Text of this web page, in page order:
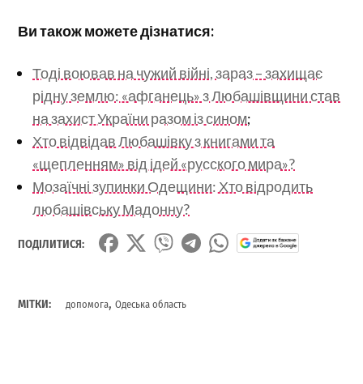
Ви також можете дізнатися:
Тоді воював на чужий війні, зараз – захищає
рідну землю: «афганець» з Любашівщини став
на захист України разом із сином;
Хто відвідав Любашівку з книгами та
«щепленням» від ідей «русского мира»?
Мозаїчні зупинки Одещини: Хто відродить
любашівську Мадонну?
ПОДІЛИТИСЯ:
МІТКИ: допомога,Одеська область